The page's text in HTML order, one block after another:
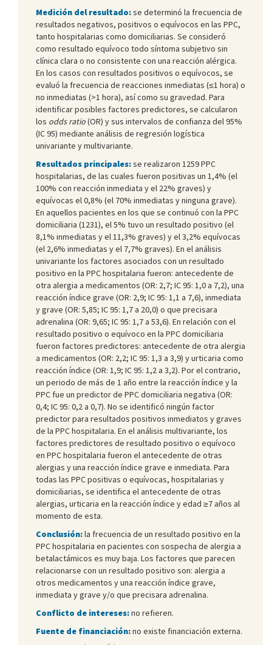
Medición del resultado:se determinó la frecuencia de
resultados negativos, positivos o equívocos en las PPC,
tanto hospitalarias como domiciliarias. Se consideró
como resultado equívoco todo síntoma subjetivo sin
clínica clara o no consistente con una reacción alérgica.
En los casos con resultados positivos o equívocos, se
evaluó la frecuencia de reacciones inmediatas (≤1 hora) o
no inmediatas (>1 hora), así como su gravedad. Para
identificar posibles factores predictores, se calcularon
los odds ratio(OR) y sus intervalos de confianza del 95%
(IC 95) mediante análisis de regresión logística
univariante y multivariante.
Resultados principales:se realizaron 1259 PPC
hospitalarias, de las cuales fueron positivas un 1,4% (el
100% con reacción inmediata y el 22% graves) y
equívocas el 0,8% (el 70% inmediatas y ninguna grave).
En aquellos pacientes en los que se continuó con la PPC
domiciliaria (1231), el 5% tuvo un resultado positivo (el
8,1% inmediatas y el 11,3% graves) y el 3,2% equívocas
(el 2,6% inmediatas y el 7,7% graves). En el análisis
univariante los factores asociados con un resultado
positivo en la PPC hospitalaria fueron: antecedente de
otra alergia a medicamentos (OR: 2,7; IC 95: 1,0 a 7,2), una
reacción índice grave (OR: 2,9; IC 95: 1,1 a 7,6), inmediata
y grave (OR: 5,85; IC 95: 1,7 a 20,0) o que precisara
adrenalina (OR: 9,65; IC 95: 1,7 a 53,6). En relación con el
resultado positivo o equívoco en la PPC domiciliaria
fueron factores predictores: antecedente de otra alergia
a medicamentos (OR: 2,2; IC 95: 1,3 a 3,9) y urticaria como
reacción índice (OR: 1,9; IC 95: 1,2 a 3,2). Por el contrario,
un periodo de más de 1 año entre la reacción índice y la
PPC fue un predictor de PPC domiciliaria negativa (OR:
0,4; IC 95: 0,2 a 0,7). No se identificó ningún factor
predictor para resultados positivos inmediatos y graves
de la PPC hospitalaria. En el análisis multivariante, los
factores predictores de resultado positivo o equívoco
en PPC hospitalaria fueron el antecedente de otras
alergias y una reacción índice grave e inmediata. Para
todas las PPC positivas o equívocas, hospitalarias y
domiciliarias, se identifica el antecedente de otras
alergias, urticaria en la reacción índice y edad ≥7 años al
momento de esta.
Conclusión:la frecuencia de un resultado positivo en la
PPC hospitalaria en pacientes con sospecha de alergia a
betalactámicos es muy baja. Los factores que parecen
relacionarse con un resultado positivo son: alergia a
otros medicamentos y una reacción índice grave,
inmediata y grave y/o que precisara adrenalina.
Conflicto de intereses:no refieren.
Fuente de financiación:no existe financiación externa.